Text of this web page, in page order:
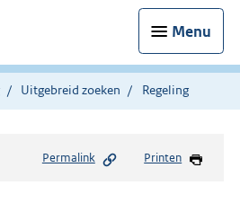
Menu
Uitgebreid zoeken Regeling
Permalink Printen